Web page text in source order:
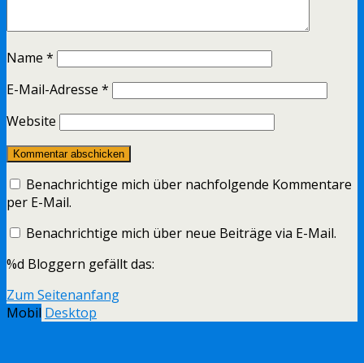
Name *
E-Mail-Adresse *
Website
Benachrichtige mich über nachfolgende Kommentare
per E-Mail.
Benachrichtige mich über neue Beiträge via E-Mail.
%d Bloggern gefällt das:
Zum Seitenanfang
Mobil Desktop